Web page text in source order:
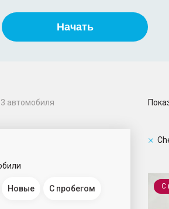
Начать
3 автомобиля
Новые С пробегом С